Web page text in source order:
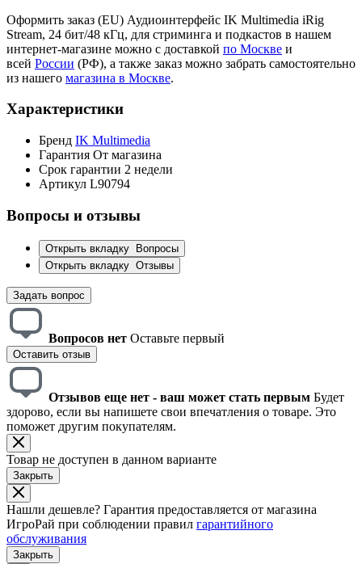
Оформить заказ (EU) Аудиоинтерфейс IK Multimedia iRig
Stream, 24 бит/48 кГц, для стриминга и подкастов в нашем
интернет-магазине можно с доставкой по Москве и
всей России (РФ), а также заказ можно забрать самостоятельно
из нашего магазина в Москве.
Характеристики
Бренд IK Multimedia
Гарантия От магазина
Срок гарантии 2 недели
Артикул L90794
Вопросы и отзывы
Открыть вкладку Вопросы
Открыть вкладку Отзывы
Задать вопрос
Вопросов нет Оставьте первый
Оставить отзыв
Отзывов еще нет - ваш может стать первым Будет
здорово, если вы напишете свои впечатления о товаре. Это
поможет другим покупателям.
Товар не доступен в данном варианте
Закрыть
Нашли дешевле? Гарантия предоставляется от магазина
ИгроРай при соблюдении правил гарантийного
обслуживания
Закрыть